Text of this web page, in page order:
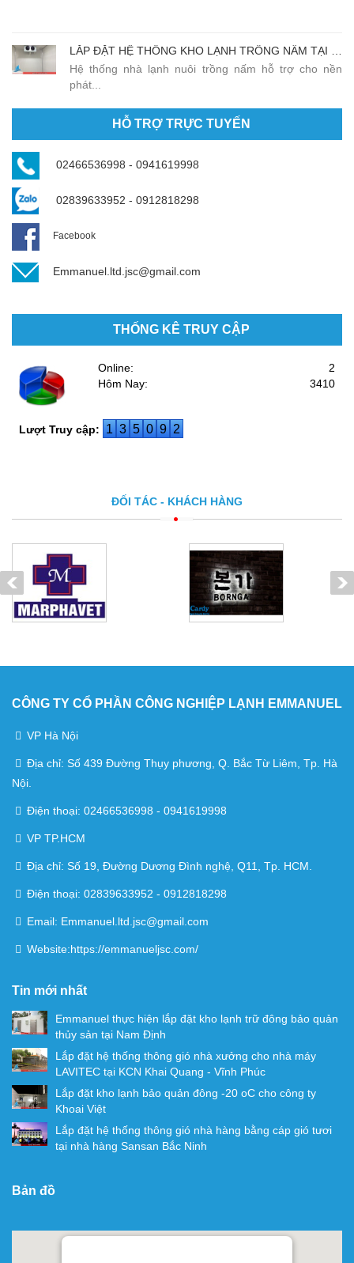
Hệ thống nhà lạnh nuôi trồng nấm hỗ trợ cho nền
phát...
HỖ TRỢ TRỰC TUYẾN
02466536998 - 0941619998
02839633952 - 0912818298
Facebook
Emmanuel.ltd.jsc@gmail.com
THỐNG KÊ TRUY CẬP
Online:
2
Hôm Nay:
3410
Lượt Truy cập: 1 3 5 0 9 2
ĐỐI TÁC - KHÁCH HÀNG
CÔNG TY CỔ PHẦN CÔNG NGHIỆP LẠNH EMMANUEL
VP Hà Nội
Địa chỉ: Số 439 Đường Thụy phương, Q. Bắc Từ Liêm, Tp. Hà
Nội.
Điện thoại: 02466536998 - 0941619998
VP TP.HCM
Địa chỉ: Số 19, Đường Dương Đình nghệ, Q11, Tp. HCM.
Điện thoại: 02839633952 - 0912818298
Email: Emmanuel.ltd.jsc@gmail.com
Website:https://emmanueljsc.com/
Tin mới nhất
Emmanuel thực hiện lắp đặt kho lạnh trữ đông bảo quản
thủy sản tại Nam Định
Lắp đặt hệ thống thông gió nhà xưởng cho nhà máy
LAVITEC tại KCN Khai Quang - Vĩnh Phúc
Lắp đặt kho lạnh bảo quản đông -20 oC cho công ty
Khoai Việt
Lắp đặt hệ thống thông gió nhà hàng bằng cáp gió tươi
tại nhà hàng Sansan Bắc Ninh
Bản đồ